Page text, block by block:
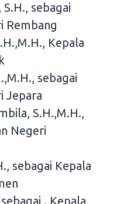
sebagai
Rembang
Kepala
sebagai
Jepara
S.H.,M.H.,
Negeri
sebagai Kepala
. Kepala